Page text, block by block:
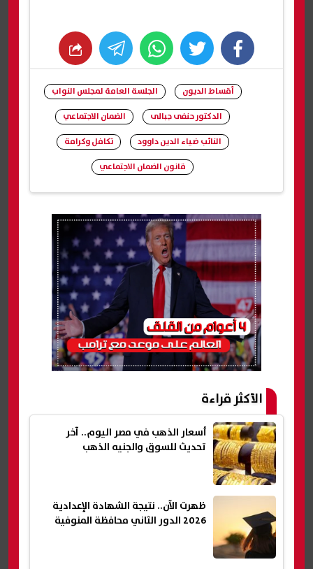
facebook
twitter
whats
أقساط الديون
الجلسة العامة لمجلس النواب
الدكتور حنفى جبالى
الضمان الاجتماعي
النائب ضياء الدين داوود
تكافل وكرامة
قانون الضمان الاجتماعي
الأكثر قراءة
أسعار الذهب في مصر اليوم.. آخر
تحديث للسوق والجنيه الذهب
ظهرت الآن.. نتيجة الشهادة الإعدادية
2026 الدور الثاني محافظة المنوفية